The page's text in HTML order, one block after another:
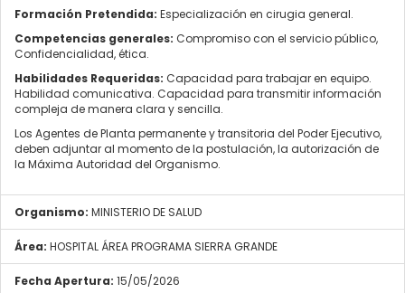
Formación Pretendida: Especialización en cirugia general.
Competencias generales: Compromiso con el servicio público,
Confidencialidad, ética.
Habilidades Requeridas: Capacidad para trabajar en equipo.
Habilidad comunicativa. Capacidad para transmitir información
compleja de manera clara y sencilla.
Los Agentes de Planta permanente y transitoria del Poder Ejecutivo,
deben adjuntar al momento de la postulación, la autorización de
la Máxima Autoridad del Organismo.
Organismo: MINISTERIO DE SALUD
Área: HOSPITAL ÁREA PROGRAMA SIERRA GRANDE
Fecha Apertura: 15/05/2026